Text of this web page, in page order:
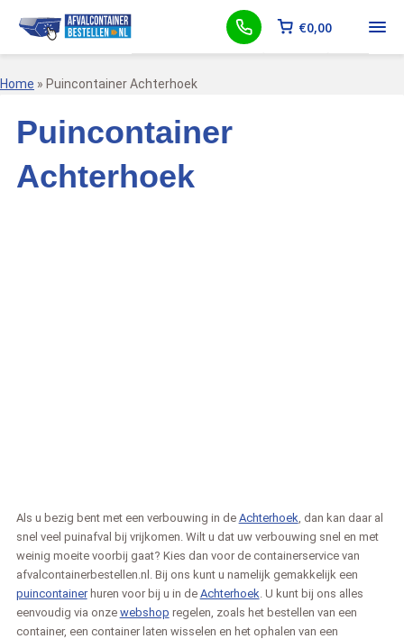
€0,00
Home » Puincontainer Achterhoek
Puincontainer
Achterhoek
Als u bezig bent met een verbouwing in de Achterhoek , dan kan daar al
snel veel puinafval bij vrijkomen. Wilt u dat uw verbouwing snel en met
weinig moeite voorbij gaat? Kies dan voor de containerservice van
afvalcontainerbestellen.nl. Bij ons kunt u namelijk gemakkelijk een
puincontainerhuren voor bij u in de Achterhoek . U kunt bij ons alles
eenvoudig via onze webshop regelen, zoals het bestellen van een
container, een container laten wisselen en het ophalen van een